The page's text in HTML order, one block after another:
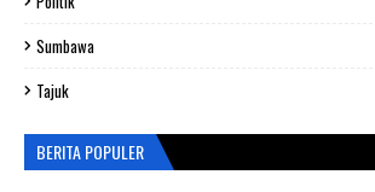
Sumbawa
Tajuk
BERITA POPULER